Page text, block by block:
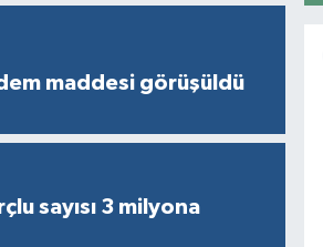
maddesi görüşüldü
sayısı 3 milyona